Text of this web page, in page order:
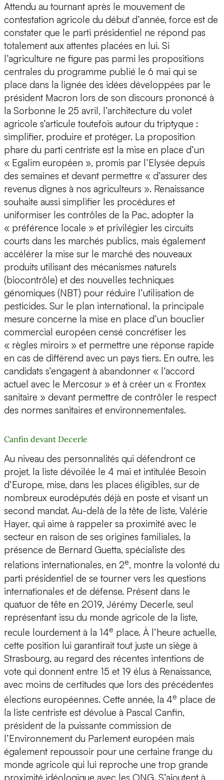
Attendu au tournant après le mouvement de
contestation agricole du début d’année, force est de
constater que le parti présidentiel ne répond pas
totalement aux attentes placées en lui. Si
l’agriculture ne figure pas parmi les propositions
centrales du programme publié le 6 mai qui se
place dans la lignée des idées développées par le
président Macron lors de son discours prononcé à
la Sorbonne le 25 avril, l’architecture du volet
agricole s’articule toutefois autour du triptyque :
simplifier, produire et protéger. La proposition
phare du parti centriste est la mise en place d’un
« Egalim européen », promis par l’Elysée depuis
des semaines et devant permettre « d’assurer des
revenus dignes à nos agriculteurs ». Renaissance
souhaite aussi simplifier les procédures et
uniformiser les contrôles de la Pac, adopter la
« préférence locale » et privilégier les circuits
courts dans les marchés publics, mais également
accélérer la mise sur le marché des nouveaux
produits utilisant des mécanismes naturels
(biocontrôle) et des nouvelles techniques
génomiques (NBT) pour réduire l’utilisation de
pesticides. Sur le plan international, la principale
mesure concerne la mise en place d’un bouclier
commercial européen censé concrétiser les
« règles miroirs » et permettre une réponse rapide
en cas de différend avec un pays tiers. En outre, les
candidats s’engagent à abandonner « l’accord
actuel avec le Mercosur » et à créer un « Frontex
sanitaire » devant permettre de contrôler le respect
des normes sanitaires et environnementales.
Canfin devant Decerle
Au niveau des personnalités qui défendront ce
projet, la liste dévoilée le 4 mai et intitulée Besoin
d’Europe, mise, dans les places éligibles, sur de
nombreux eurodéputés déjà en poste et visant un
second mandat. Au-delà de la tête de liste, Valérie
Hayer, qui aime à rappeler sa proximité avec le
secteur en raison de ses origines familiales, la
présence de Bernard Guetta, spécialiste des
relations internationales, en 2e, montre la volonté du
parti présidentiel de se tourner vers les questions
internationales et de défense. Présent dans le
quatuor de tête en 2019, Jérémy Decerle, seul
représentant issu du monde agricole de la liste,
recule lourdement à la 14e place. À l’heure actuelle,
cette position lui garantirait tout juste un siège à
Strasbourg, au regard des récentes intentions de
vote qui donnent entre 15 et 19 élus à Renaissance,
avec moins de certitudes que lors des précédentes
élections européennes. Cette année, la 4e place de
la liste centriste est dévolue à Pascal Canfin,
président de la puissante commission de
l’Environnement du Parlement européen mais
également repoussoir pour une certaine frange du
monde agricole qui lui reproche une trop grande